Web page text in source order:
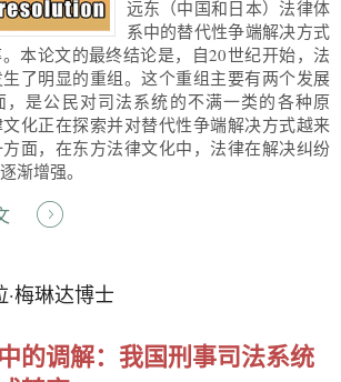
远东（中国和日本）法律体
系中的替代性争端解决方式
本论文的最终结论是，自20世纪开始，法
了明显的重组。这个重组主要有两个发展
，是公民对司法系统的不满一类的各种原
化正在探索并对替代性争端解决方式越来
面，在东方法律文化中，法律在解决纠纷
渐增强。
·梅琳达博士
的调解：我国刑事司法系统